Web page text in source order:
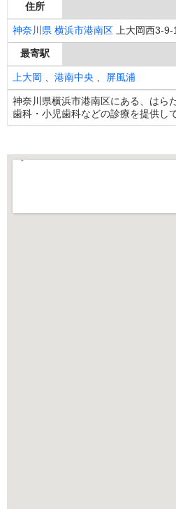
住所
神奈川県 横浜市港南区 上大岡西3-9-
最寄駅
上大岡 、 港南中央 、 屏風浦
神奈川県横浜市港南区にある、はら
歯科・小児歯科などの診療を提供し